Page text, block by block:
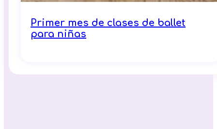
Primer mes de clases de ballet
para niñas